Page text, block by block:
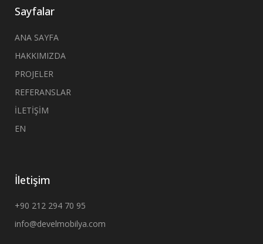
Sayfalar
ANA SAYFA
HAKKIMIZDA
PROJELER
REFERANSLAR
İLETİŞİM
EN
İletişim
+90 212 294 70 95
info@develmobilya.com